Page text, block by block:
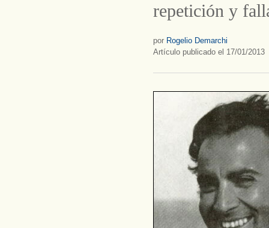
repetición y
por Rogelio Demarchi
Artículo publicado el 17/01/2013